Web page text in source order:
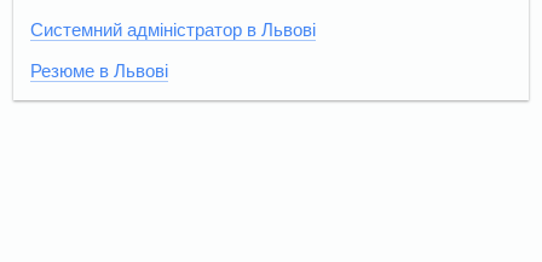
Системний адміністратор в Львові
Резюме в Львові